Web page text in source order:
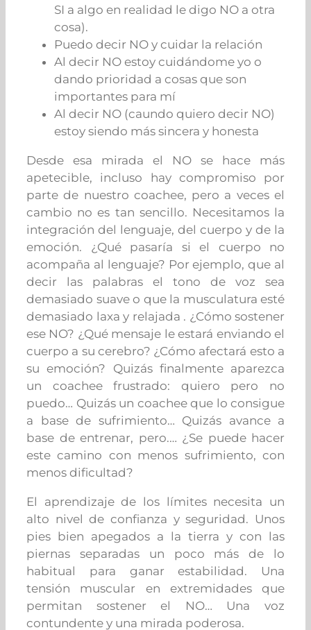
SI a algo en realidad le digo NO a otra
cosa).
Puedo decir NO y cuidar la relación
Al decir NO estoy cuidándome yo o
dando prioridad a cosas que son
importantes para mí
Al decir NO (caundo quiero decir NO)
estoy siendo más sincera y honesta
Desde esa mirada el NO se hace más
apetecible, incluso hay compromiso por
parte de nuestro coachee, pero a veces el
cambio no es tan sencillo. Necesitamos la
integración del lenguaje, del cuerpo y de la
emoción. ¿Qué pasaría si el cuerpo no
acompaña al lenguaje? Por ejemplo, que al
decir las palabras el tono de voz sea
demasiado suave o que la musculatura esté
demasiado laxa y relajada . ¿Cómo sostener
ese NO? ¿Qué mensaje le estará enviando el
cuerpo a su cerebro? ¿Cómo afectará esto a
su emoción? Quizás finalmente aparezca
un coachee frustrado: quiero pero no
puedo… Quizás un coachee que lo consigue
a base de sufrimiento… Quizás avance a
base de entrenar, pero.… ¿Se puede hacer
este camino con menos sufrimiento, con
menos dificultad?
El aprendizaje de los límites necesita un
alto nivel de confianza y seguridad. Unos
pies bien apegados a la tierra y con las
piernas separadas un poco más de lo
habitual para ganarestabilidad. Una
tensión muscular en extremidades que
permitan sostener el NO… Una voz
contundente y una mirada poderosa.